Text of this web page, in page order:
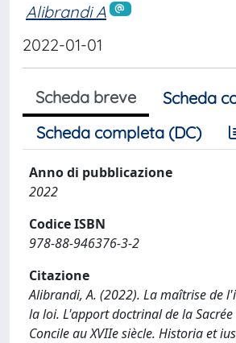
Alibrandi A
2022-01-01
Scheda breve
Scheda
Scheda completa (DC)
Anno di pubblicazione
2022
Codice ISBN
978-88-946376-3-2
Citazione
Alibrandi, A. (2022). La maîtrise de
la loi. L'apport doctrinal de la
Concile au XVIIe siècle. Historia et